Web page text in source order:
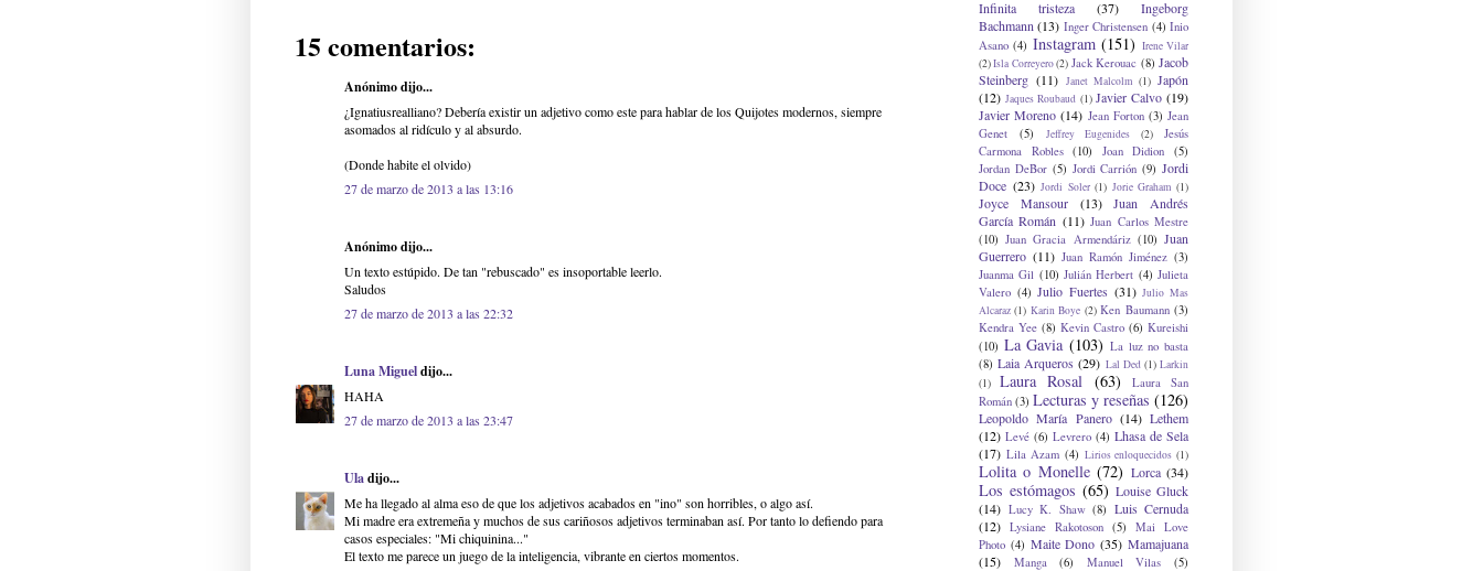
15 comentarios:
Anónimo dijo...
¿Ignatiusrealliano? Debería existir un adjetivo como este para hablar de los Quijotes modernos, siempre
asomados al ridículo y al absurdo.
(Donde habite el olvido)
27 de marzo de 2013 a las 13:16
Anónimo dijo...
Un texto estúpido. De tan "rebuscado" es insoportable leerlo.
Saludos
27 de marzo de 2013 a las 22:32
Luna Migueldijo...
HAHA
27 de marzo de 2013 a las 23:47
Uladijo...
Me ha llegado al alma eso de que los adjetivos acabados en "ino" son horribles, o algo así.
Mi madre era extremeña y muchos de sus cariñosos adjetivos terminaban así. Por tanto lo defiendo para
casos especiales: "Mi chiquinina..."
El texto me parece un juego de la inteligencia, vibrante en ciertos momentos.
Infinita tristeza (37)
Ingeborg
Bachmann (13) Inger Christensen (4) Inio
Asano (4) Instagram (151) Irene Vilar
(2)Isla Correyero(2) Jack Kerouac (8) Jacob
Steinberg (11) Janet Malcolm (1) Japón
(12) Jaques Roubaud (1) Javier Calvo (19)
Javier Moreno (14) Jean Forton (3) Jean
Genet
(5) Jeffrey Eugenides (2)
Jesús
Carmona Robles
(10) Joan Didion
(5)
Jordan DeBor (5) Jordi Carrión (9) Jordi
Doce (23) Jordi Soler (1) Jorie Graham (1)
Joyce Mansour (13)
Juan Andrés
García Román (11) Juan Carlos Mestre
(10) Juan Gracia Armendáriz (10) Juan
Guerrero (11) Juan Ramón Jiménez (3)
Juanma Gil (10) Julián Herbert (4) Julieta
Valero (4) Julio Fuertes (31) Julio Mas
Alcaraz (1) Karin Boye (2) Ken Baumann (3)
Kendra Yee (8) Kevin Castro (6) Kureishi
(10) La Gavia (103) La luz no basta
(8) Laia Arqueros (29) Lal Ded (1) Larkin
(1)
Laura Rosal (63)
Laura San
Román (3) Lecturas y reseñas (126)
Leopoldo María Panero (14) Lethem
(12) Levé (6) Levrero (4) Lhasa de Sela
(17) Lila Azam (4) Lirios enloquecidos (1)
Lolita o Monelle (72) Lorca (34)
Los estómagos (65) Louise Gluck
(14) Lucy K. Shaw (8) Luis Cernuda
(12) Lysiane Rakotoson (5)
Mai Love
Photo (4) Maite Dono (35) Mamajuana
(15)
Manga (6) Manuel Vilas (5)